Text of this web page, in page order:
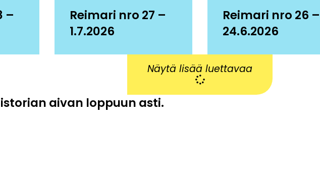
–
Reimari nro 27 –
1.7.2026
Reimari nro 26 –
24.6.2026
Näytä lisää luettavaa
aivan loppuun asti.